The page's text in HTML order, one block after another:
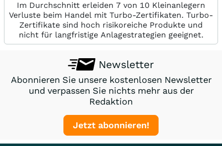
Im Durchschnitt erleiden 7 von 10 Kleinanlegern
Verluste beim Handel mit Turbo-Zertifikaten. Turbo-
Zertifikate sind hoch risikoreiche Produkte und
nicht für langfristige Anlagestrategien geeignet.
Newsletter
Abonnieren Sie unsere kostenlosen Newsletter
und verpassen Sie nichts mehr aus der
Redaktion
Jetzt abonnieren!